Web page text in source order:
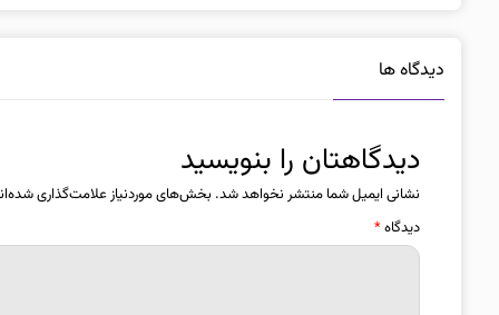
دیدگاه ها
دیدگاهتان را بنویسید
نشانی ایمیل شما منتشر نخواهد شد. بخش‌های موردنیاز علامت‌گذاری
دیدگاه*